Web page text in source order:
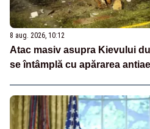
8 aug. 2026, 10:12
Atac masiv asupra Kievului
se întâmplă cu apărarea